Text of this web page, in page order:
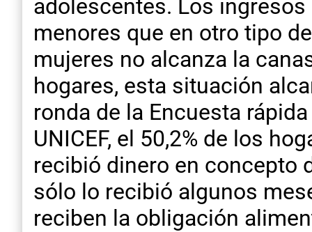
adolescentes. Los
menores que en otro tipo
mujeres no alcanza la
hogares, esta situación
ronda de la Encuesta
UNICEF, el 50,2% de los
recibió dinero en concepto
sólo lo recibió algunos
reciben la obligación